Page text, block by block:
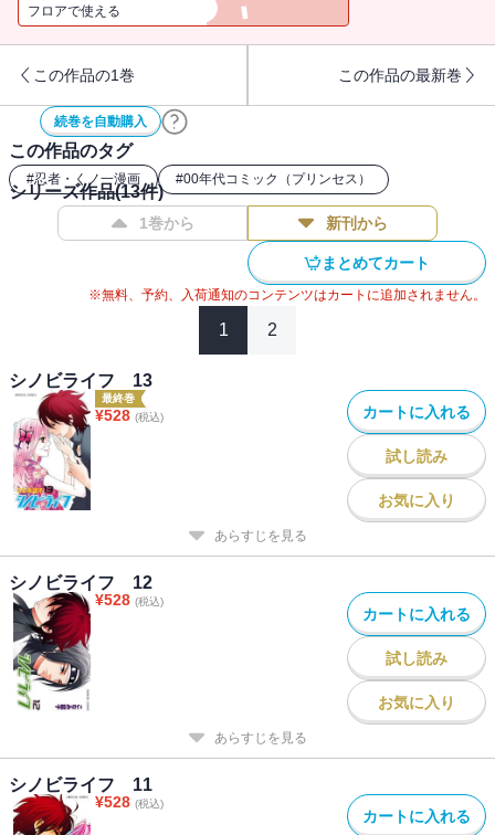
フロアで使える
この作品の1巻 この作品の最新巻
続巻を自動購入
この作品のタグ
#忍者・くノ一漫画 #00年代コミック（プリンセス）
シリーズ作品(13件)
1巻から 新刊から
まとめてカート
※無料、予約、入荷通知のコンテンツはカートに追加されません。
1 2
シノビライフ 13
最終巻
¥528 (税込) カートに入れる
試し読み
お気に入り
あらすじを見る
シノビライフ 12
¥528 (税込)
カートに入れる
試し読み
お気に入り
あらすじを見る
シノビライフ 11
¥528 (税込)
カートに入れる